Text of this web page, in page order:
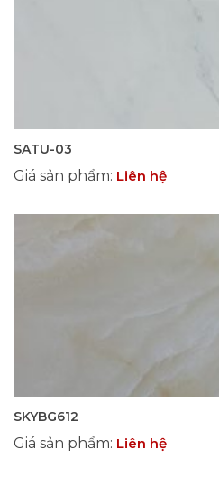
SATU-03
Giá sản phẩm: Liên hệ
SKYBG612
Giá sản phẩm: Liên hệ